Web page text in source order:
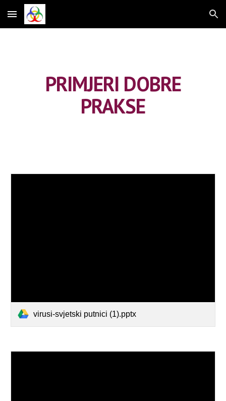
Skip to main content Skip to navigation
PRIMJERI DOBRE
PRAKSE
virusi-svjetski putnici (1).pptx